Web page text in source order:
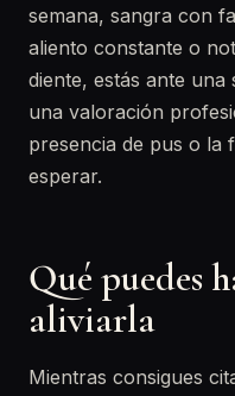
semana, sangra con
aliento constante o
diente, estás ante una
una valoración
presencia de pus o la
esperar.
Qué puedes
aliviarla
Mientras consigues